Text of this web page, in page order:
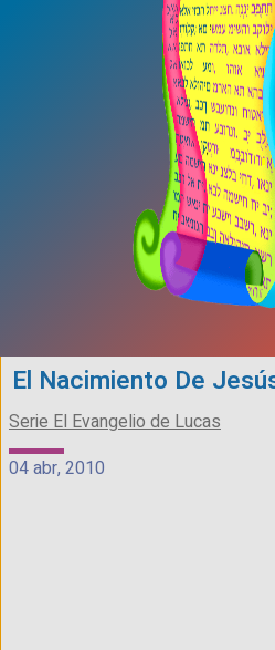
El Nacimiento De
Serie El Evangelio de Lucas
04 abr, 2010